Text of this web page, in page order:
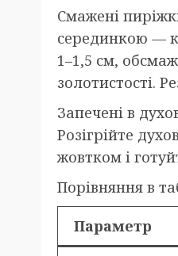
Смажені
серединкою —
1–1,5 см,
золотистості.
Запечені в
Розігрійте
жовтком і
Порівняння в
Параметр